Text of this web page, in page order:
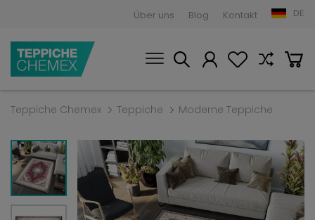
Über uns Blog Kontakt DE
Teppiche Chemex Teppiche Moderne Teppiche